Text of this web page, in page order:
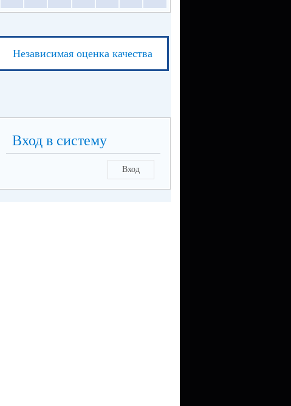
Независимая оценка качества
Вход в систему
Вход